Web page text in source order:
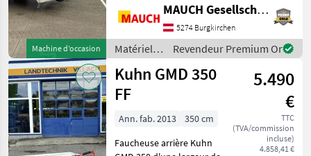
Materiels
Fenaison
Faucheuses
Kuhn
CHOISIR
UNE
CATÉGORIE
Kuhn
Machine d’occasion
Stecker - 10 Mähscheiben -
2950 kg Eigengewicht -
Warn - und
Beleuchtungseinrichtung
MAUCH Gesellschaft m.b.H. & Co.KG
5274 Burgkirchen
Matériels
de
fenaison /
Kuhn
Revendeur Premium Or
Kuhn GMD 350
FF
5.490
€
TTC
(TVA/commission
incluse)
4.858,41 €
Ann. fab. 2013
350 cm
Faucheuse arrière Kuhn